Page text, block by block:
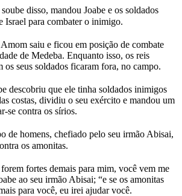
disso, mandou Joabe e os soldados
Israel para combater o inimigo.
saiu e ficou em posição de combate
de Medeba. Enquanto isso, os reis
os seus soldados ficaram fora, no campo.
descobriu que ele tinha soldados inimigos
costas, dividiu o seu exército e mandou um
se contra os sírios.
de homens, chefiado pelo seu irmão Abisai,
os amonitas.
fortes demais para mim, você vem me
ao seu irmão Abisai; “e se os amonitas
para você, eu irei ajudar você.